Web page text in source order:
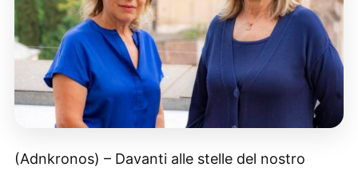
(Adnkronos) – Davanti alle stelle del nostro